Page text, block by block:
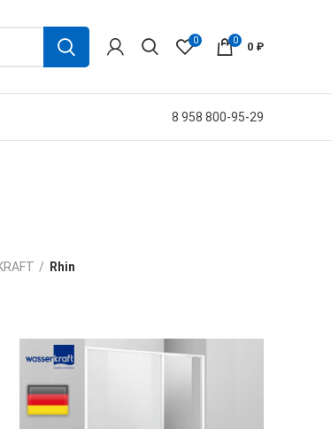
0 0 0 ₽
8 958 800-95-29
Rhin